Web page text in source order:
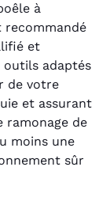
à
recommandé
et
outils adaptés
de votre
et assurant
ramonage de
moins une
sûr